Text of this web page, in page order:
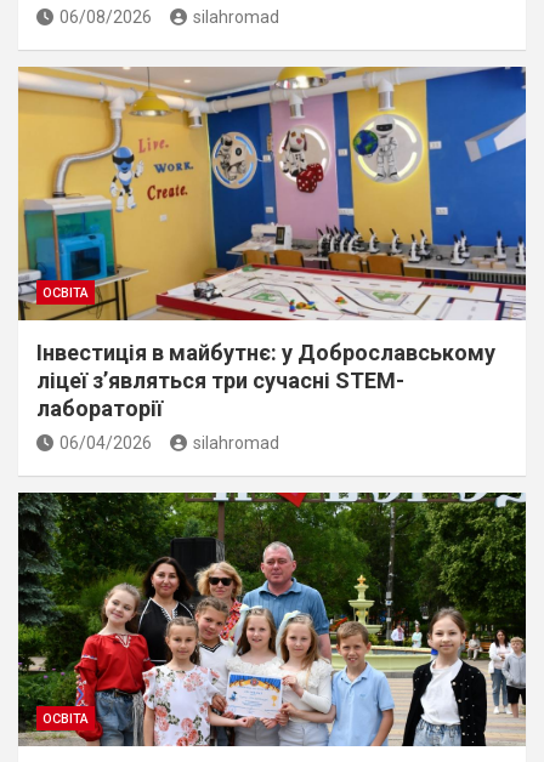
06/08/2026 silahromad
ОСВІТА
Інвестиція в майбутнє: у Доброславському
ліцеї з’являться три сучасні STEM-
лабораторії
06/04/2026 silahromad
ОСВІТА